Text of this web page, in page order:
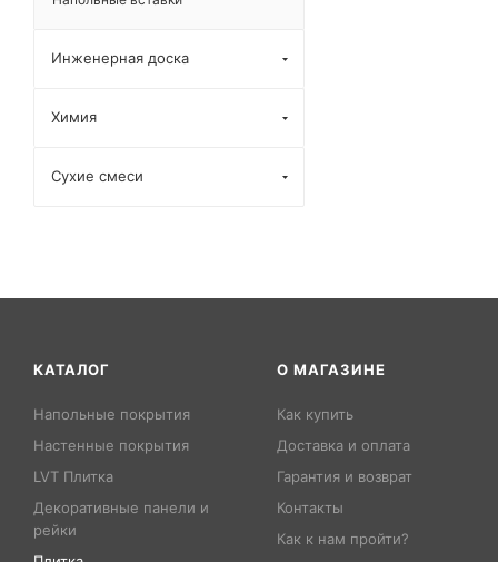
Инженерная доска
Химия
Сухие смеси
КАТАЛОГ
Напольные покрытия
Настенные покрытия
LVT Плитка
Декоративные панели и
рейки
О МАГАЗИНЕ
Как купить
Доставка и оплата
Гарантия и возврат
Контакты
Как к нам пройти?